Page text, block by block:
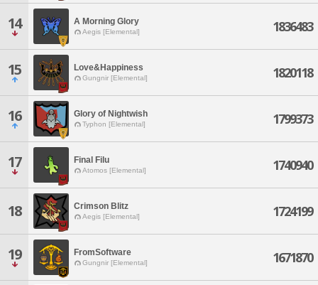
14 A Morning Glory
Aegis [Elemental] 1836483
15 Love&Happiness
Gungnir [Elemental] 1820118
16 Glory of Nightwish
Typhon [Elemental] 1799373
17 Final Filu
Atomos [Elemental] 1740940
18 Crimson Blitz
Aegis [Elemental] 1724199
19 FromSoftware
Gungnir [Elemental] 1671870